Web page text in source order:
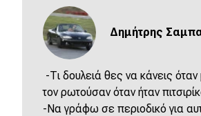
Δημήτρης
-Τι δουλειά θες να κάνεις
τον ρωτούσαν όταν ήταν
-Να γράφω σε περιοδικό για